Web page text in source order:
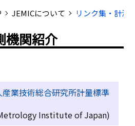
JEMICについて リンク集・計測
機関紹介
業技術総合研究所計量標準
Institute of Japan)